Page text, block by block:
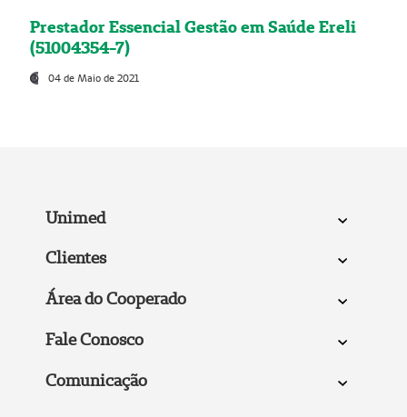
Prestador Essencial Gestão em Saúde Ereli
(51004354-7)
04 de Maio de 2021
Unimed
Clientes
Área do Cooperado
Fale Conosco
Comunicação